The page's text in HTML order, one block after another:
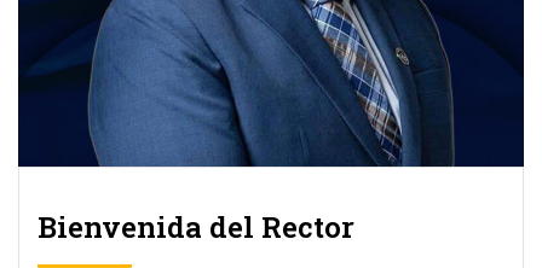
Bienvenida del Rector